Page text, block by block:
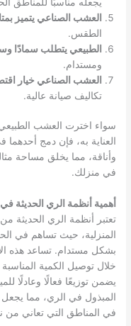
العشب الصناعي يتميز
الطقس.
الطبيعي يتطلب سمادًا
ومستدام.
العشب الصناعي خيار
تكاليف صيانة عالية.
سواء اخترت العشب الطبيعي
العناية به، فإن دمج
وأناقة، مما يخلق مساحة
في منزلك.
أهمية أنظمة الري الحديثة
تعتبر أنظمة الري الحديثة
المنزلية، حيث تساهم في
بشكل مستدام. تساعد هذه
خلال توصيل الكمية المناسبة
يضمن توزيعًا فعالًا وعادلًا
المبذول في الري، مما يجعل
في المناطق التي تعاني من